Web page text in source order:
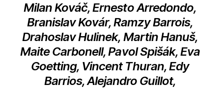
Milan Kováč, Ernesto Arredondo,
Branislav Kovár, Ramzy Barrois,
Drahoslav Hulinek, Martin Hanuš,
Maite Carbonell, Pavol Spišák, Eva
Goetting, Vincent Thuran, Edy
Barrios, Alejandro Guillot,